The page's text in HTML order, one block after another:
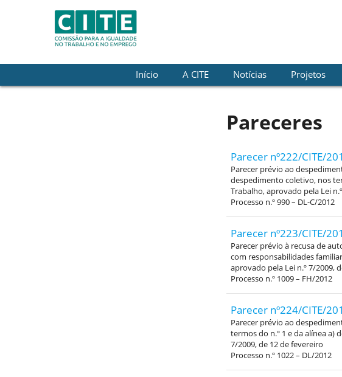
Início A CITE Notícias Projetos
Pareceres
Parecer nº222/CITE/
Parecer prévio ao
despedimento coletivo, nos
Trabalho, aprovado pela Lei
Processo n.º 990 – DL-C/2012
Parecer nº223/CITE/
Parecer prévio à recusa de
com responsabilidades
aprovado pela Lei n.º 7/2009,
Processo n.º 1009 – FH/2012
Parecer nº224/CITE/
Parecer prévio ao
termos do n.º 1 e da alínea a)
7/2009, de 12 de fevereiro
Processo n.º 1022 – DL/2012